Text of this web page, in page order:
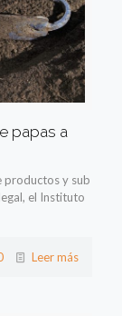
papas a
productos y sub
el Instituto
Leer más